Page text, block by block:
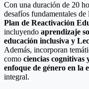
Con una duración de 20
desafíos fundamentales
Plan de Reactivación
incluyendo aprendizaje
educación inclusiva y
Además, incorporan
como ciencias cognitivas
enfoque de género en la
integral.